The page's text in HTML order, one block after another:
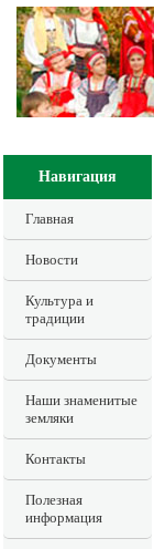
Навигация
Главная
Новости
Культура и
традиции
Документы
Наши знаменитые
земляки
Контакты
Полезная
информация